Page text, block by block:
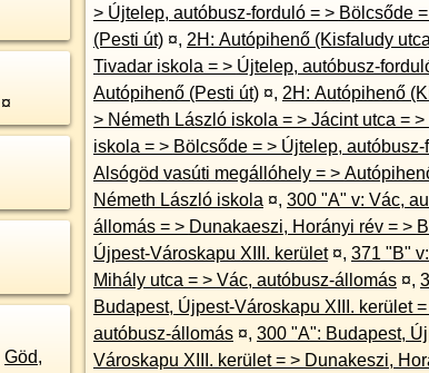
¤
Göd,
> Újtelep, autóbusz-forduló = > Bölcsőde = > Autópihenő
(Pesti út) ¤, 2H: Autópihenő (Kisfaludy utca) = >
Tivadar iskola = > Újtelep, autóbusz-forduló = >
Autópihenő (Pesti út) ¤, 2H: Autópihenő
> Németh László iskola = > Jácint utca = > Németh László
iskola = > Bölcsőde = > Újtelep, autóbusz-forduló = >
Alsógöd vasúti megállóhely = > Autópihenő (Pesti út) = >
Németh László iskola ¤, 300 "A" v: Vác,
állomás = > Dunakaeszi, Horányi rév = > Budapest,
Újpest-Városkapu XIII. kerület ¤, 371 "B"
Mihály utca = > Vác, autóbusz-állomás ¤,
Budapest, Újpest-Városkapu XIII. kerület = >
autóbusz-állomás ¤, 300 "A": Budapest,
Városkapu XIII. kerület = > Dunakeszi, Horányi rév = >